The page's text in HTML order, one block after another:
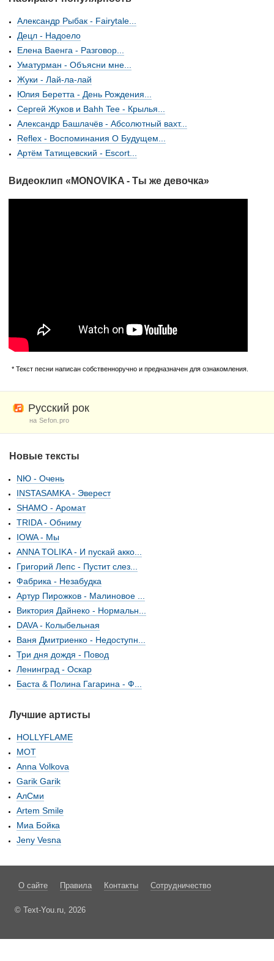
Александр Рыбак - Fairytale...
Децл - Надоело
Елена Ваенга - Разговор...
Уматурман - Объясни мне...
Жуки - Лай-ла-лай
Юлия Беретта - День Рождения...
Сергей Жуков и Bahh Tee - Крылья...
Александр Башлачёв - Абсолютный вахт...
Reflex - Воспоминания О Будущем...
Артём Татищевский - Escort...
Видеоклип «MONOVIKA - Ты же девочка»
* Текст песни написан собственноручно и предназначен для ознакомления.
Русский рок
на Sefon.pro
Новые тексты
NЮ - Очень
INSTASAMKA - Эверест
SHAMO - Аромат
TRIDA - Обниму
IOWA - Мы
ANNA TOLIKA - И пускай акко...
Григорий Лепс - Пустит слез...
Фабрика - Незабудка
Артур Пирожков - Малиновое ...
Виктория Дайнеко - Нормальн...
DAVA - Колыбельная
Ваня Дмитриенко - Недоступн...
Три дня дождя - Повод
Ленинград - Оскар
Баста & Полина Гагарина - Ф...
Лучшие артисты
HOLLYFLAME
МОТ
Anna Volkova
Garik Garik
АлСми
Artem Smile
Миа Бойка
Jeny Vesna
О сайте Правила Контакты Сотрудничество
© Text-You.ru, 2026